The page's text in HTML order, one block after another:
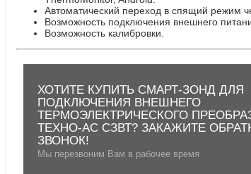
Автоматический переход в спящий режим
Возможность подключения внешнего
Возможность калибровки.
ХОТИТЕ КУПИТЬ СМАРТ-ЗОНД ДЛЯ
ПОДКЛЮЧЕНИЯ ВНЕШНЕГО
ТЕРМОЭЛЕКТРИЧЕСКОГО
ТЕХНО-АС СЗВТ? ЗАКАЖИТЕ
ЗВОНОК!
Мы перезвоним Вам в рабочее время